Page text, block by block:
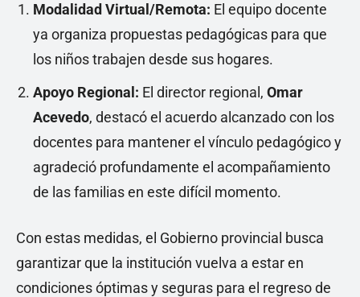
Modalidad Virtual/Remota: El equipo docente
ya organiza propuestas pedagógicas para que
los niños trabajen desde sus hogares.
Apoyo Regional: El director regional, Omar
Acevedo, destacó el acuerdo alcanzado con los
docentes para mantener el vínculo pedagógico y
agradeció profundamente el acompañamiento
de las familias en este difícil momento.
Con estas medidas, el Gobierno provincial busca
garantizar que la institución vuelva a estar en
condiciones óptimas y seguras para el regreso de